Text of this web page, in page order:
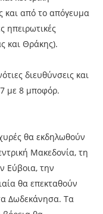
και από το απόγευμα
ηπειρωτικές
και Θράκης).
διευθύνσεις και
με 8 μποφόρ.
θα εκδηλωθούν
Μακεδονία, τη
Εύβοια, την
θα επεκταθούν
Δωδεκάνησα. Τα